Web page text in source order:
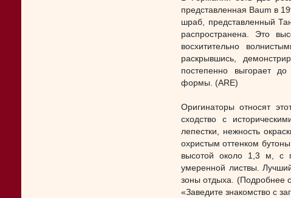
представленная Baum в
шраб, представленный
распространена. Это
восхитительно
раскрывшись,
постепенно выгорает
формы. (ARE)
Оригинаторы относят
сходство с
лепестки, нежность
охристым оттенком
высотой около 1,3 м, с
умеренной листвы.
зоны отдыха. (Подробнее
«Заведите знакомство с